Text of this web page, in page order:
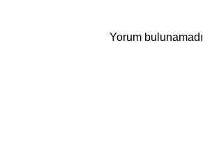
Yorum bulunamadı